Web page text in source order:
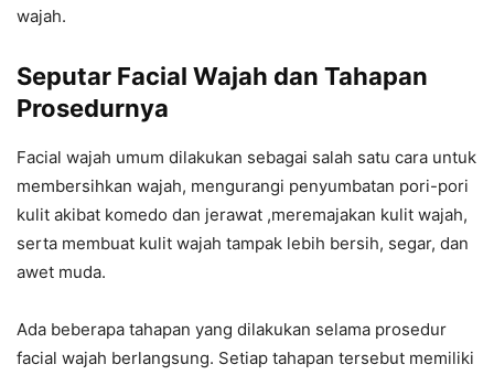
wajah.
Seputar Facial Wajah dan Tahapan
Prosedurnya
Facial wajah umum dilakukan sebagai salah satu cara untuk
membersihkan wajah, mengurangi penyumbatan pori-pori
kulit akibat komedo dan jerawat ,meremajakan kulit wajah,
serta membuat kulit wajah tampak lebih bersih, segar, dan
awet muda.
Ada beberapa tahapan yang dilakukan selama prosedur
facial wajah berlangsung. Setiap tahapan tersebut memiliki